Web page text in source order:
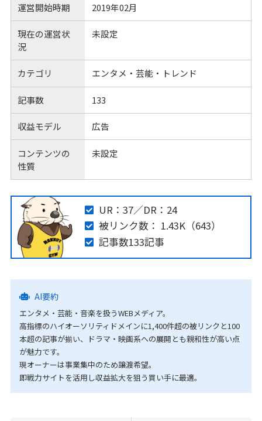
運営開始時期 2019年02月
現在の運営状
況
未設定
カテゴリ エンタメ・芸能・トレンド
記事数 133
収益モデル 広告
コンテンツの
性質
未設定
UR：37／DR：24
被リンク数： 1.43K（643）
記事数133記事
AI要約
エンタメ・芸能・音楽を扱うWEBメディア。
高指標のハイオーソリティドメインに1,400件超の被リンクと100
本超の記事が揃い、ドラマ・映画系への展開とも親和性が高い点
が魅力です。
現オーナーは事業集中のため譲渡希望。
即戦力サイトを活用し収益拡大を狙う買い手に最適。